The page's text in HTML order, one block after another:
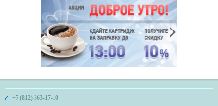
+7 (812) 363-17-10